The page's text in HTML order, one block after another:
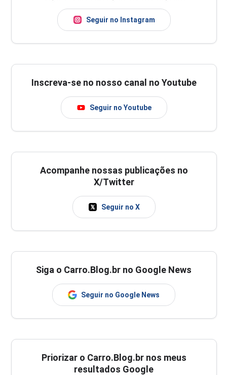
Seguir no Instagram
Inscreva-se no nosso canal no Youtube
Seguir no Youtube
Acompanhe nossas publicações no
X/Twitter
Seguir no X
Siga o Carro.Blog.br no Google News
Seguir no Google News
Priorizar o Carro.Blog.br nos meus
resultados Google